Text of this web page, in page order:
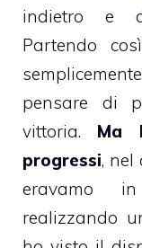
indietro e
Partendo
pensare di
vittoria. Ma
progressi, nel
eravamo
realizzando